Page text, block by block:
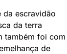
da escravidão
da terra
também foi com
de